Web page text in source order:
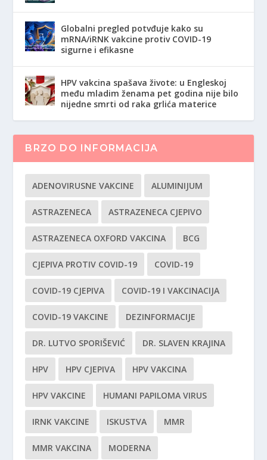
Globalni pregled potvđuje kako su
mRNA/iRNK vakcine protiv COVID-19
sigurne i efikasne
HPV vakcina spašava živote: u Engleskoj
među mladim ženama pet godina nije bilo
nijedne smrti od raka grlića materice
BRZO DO INFORMACIJA
ADENOVIRUSNE VAKCINE ALUMINIJUM
ASTRAZENECA ASTRAZENECA CJEPIVO
ASTRAZENECA OXFORD VAKCINA BCG
CJEPIVA PROTIV COVID-19 COVID-19
COVID-19 CJEPIVA COVID-19 I VAKCINACIJA
COVID-19 VAKCINE DEZINFORMACIJE
DR. LUTVO SPORIŠEVIĆ DR. SLAVEN KRAJINA
HPV HPV CJEPIVA HPV VAKCINA
HPV VAKCINE HUMANI PAPILOMA VIRUS
IRNK VAKCINE ISKUSTVA MMR
MMR VAKCINA MODERNA